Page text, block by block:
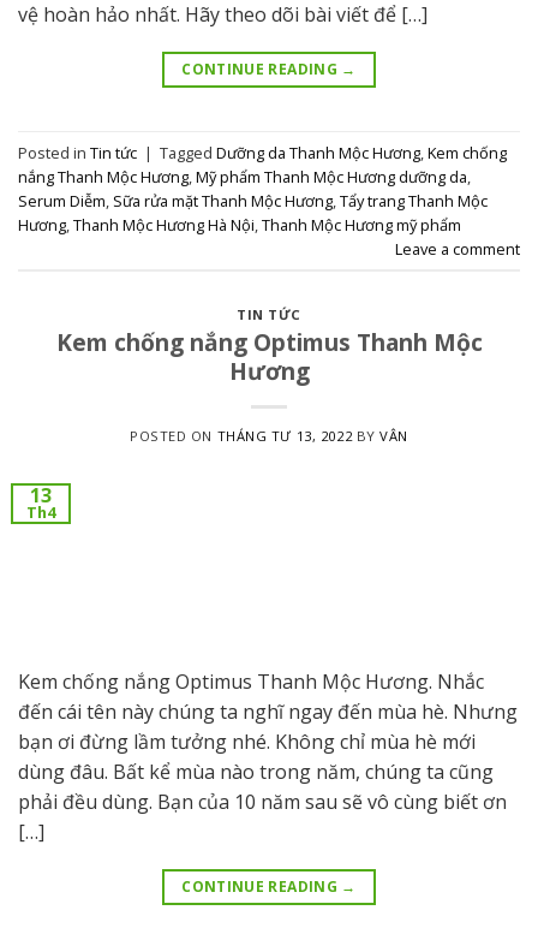
vệ hoàn hảo nhất. Hãy theo dõi bài viết để […]
CONTINUE READING →
Posted in Tin tức | Tagged Dưỡng da Thanh Mộc Hương Kem chống
nắng Thanh Mộc Hương Mỹ phẩm Thanh Mộc Hương dưỡng da
Serum Diễm Sữa rửa mặt Thanh Mộc Hương Tẩy trang Thanh Mộc
Hương Thanh Mộc Hương Hà Nội Thanh Mộc Hương mỹ phẩm
Leave a comment
TIN TỨC
Kem chống nắng Optimus Thanh Mộc
Hương
POSTED ON THÁNG TƯ 13, 2022 BYVÂN
13
Th4
Kem chống nắng Optimus Thanh Mộc Hương. Nhắc
đến cái tên này chúng ta nghĩ ngay đến mùa hè. Nhưng
bạn ơi đừng lầm tưởng nhé. Không chỉ mùa hè mới
dùng đâu. Bất kể mùa nào trong năm, chúng ta cũng
phải đều dùng. Bạn của 10 năm sau sẽ vô cùng biết ơn
[…]
CONTINUE READING →